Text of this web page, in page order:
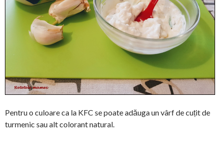
Pentru o culoare ca la KFC se poate adăuga un vârf de cuțit de
turmenic sau alt colorant natural.